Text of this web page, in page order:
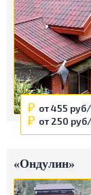
от 455
от 250
«Ондулин»